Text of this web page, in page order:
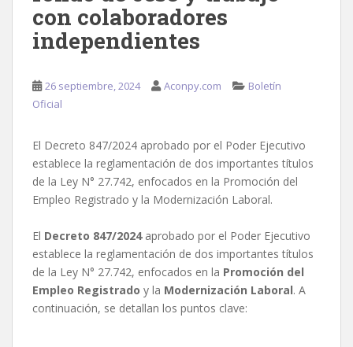
con colaboradores
independientes
26 septiembre, 2024 Aconpy.com
Boletín
Oficial
El Decreto 847/2024 aprobado por el Poder Ejecutivo
establece la reglamentación de dos importantes títulos
de la Ley N° 27.742, enfocados en la Promoción del
Empleo Registrado y la Modernización Laboral.
El Decreto 847/2024aprobado por el Poder Ejecutivo
establece la reglamentación de dos importantes títulos
de la Ley N° 27.742, enfocados en la Promoción del
Empleo Registrado y la Modernización Laboral. A
continuación, se detallan los puntos clave: